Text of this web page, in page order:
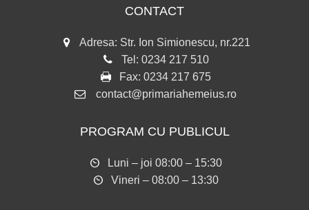
CONTACT
Adresa: Str. Ion Simionescu, nr.221
Tel: 0234 217 510
Fax: 0234 217 675
contact@primariahemeius.ro
PROGRAM CU PUBLICUL
Luni – joi 08:00 – 15:30
Vineri – 08:00 – 13:30